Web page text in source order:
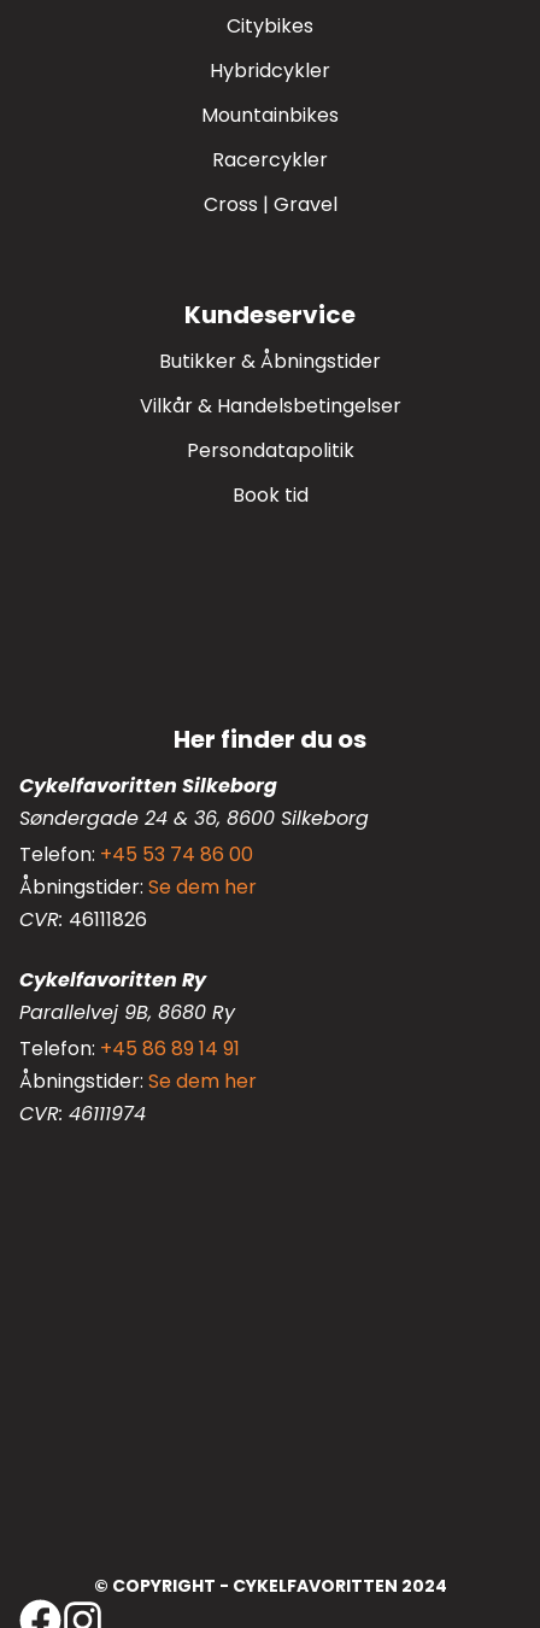
Citybikes
Hybridcykler
Mountainbikes
Racercykler
Cross | Gravel
Kundeservice
Butikker & Åbningstider
Vilkår & Handelsbetingelser
Persondatapolitik
Book tid
Her finder du os
Cykelfavoritten Silkeborg
Søndergade 24 & 36, 8600 Silkeborg
Telefon: +45 53 74 86 00
Åbningstider: Se dem her
CVR: 46111826
Cykelfavoritten Ry
Parallelvej 9B, 8680 Ry
Telefon: +45 86 89 14 91
Åbningstider: Se dem her
CVR: 46111974
© COPYRIGHT - CYKELFAVORITTEN 2024